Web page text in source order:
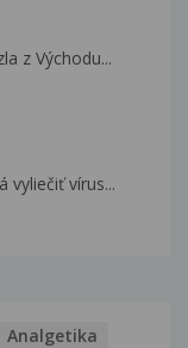
z Východu...
vyliečiť vírus...
Analgetika